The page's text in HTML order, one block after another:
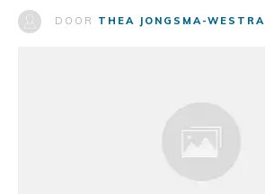
DOOR THEA JONGSMA-WESTRA